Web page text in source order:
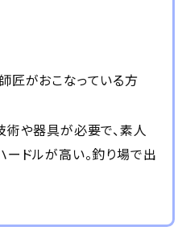
匠がおこなっている方
や器具が必要で、素人
ドルが高い。釣り場で出